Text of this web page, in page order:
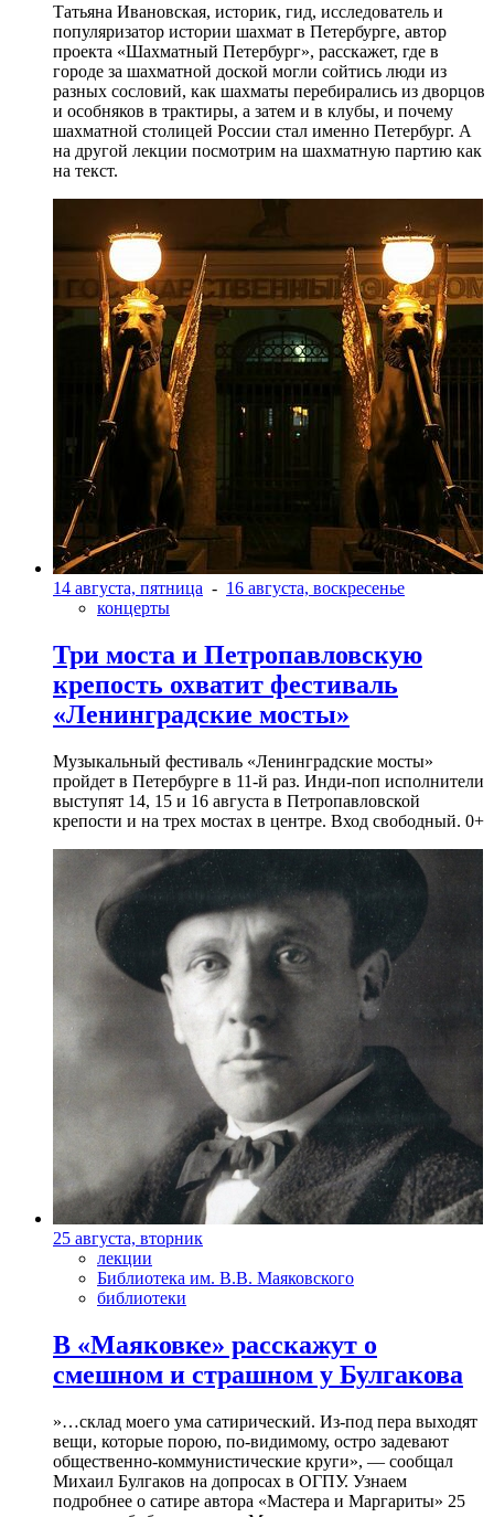
Татьяна Ивановская, историк, гид, исследователь и
популяризатор истории шахмат в Петербурге, автор
проекта «Шахматный Петербург», расскажет, где в
городе за шахматной доской могли сойтись люди из
разных сословий, как шахматы перебирались из дворцов
и особняков в трактиры, а затем и в клубы, и почему
шахматной столицей России стал именно Петербург. А
на другой лекции посмотрим на шахматную партию как
на текст.
14 августа, пятница - 16 августа, воскресенье
концерты
Три моста и Петропавловскую
крепость охватит фестиваль
«Ленинградские мосты»
Музыкальный фестиваль «Ленинградские мосты»
пройдет в Петербурге в 11-й раз. Инди-поп исполнители
выступят 14, 15 и 16 августа в Петропавловской
крепости и на трех мостах в центре. Вход свободный. 0+
25 августа, вторник
лекции
Библиотека им. В.В. Маяковского
библиотеки
В «Маяковке» расскажут о
смешном и страшном у Булгакова
»…склад моего ума сатирический. Из-под пера выходят
вещи, которые порою, по-видимому, остро задевают
общественно-коммунистические круги», — сообщал
Михаил Булгаков на допросах в ОГПУ. Узнаем
подробнее о сатире автора «Мастера и Маргариты» 25